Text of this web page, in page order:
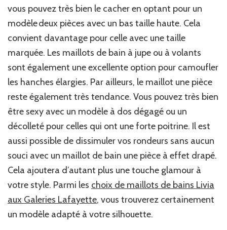
vous pouvez très bien le cacher en optant pour un
modèle deux pièces avec un bas taille haute. Cela
convient davantage pour celle avec une taille
marquée. Les maillots de bain à jupe ou à volants
sont également une excellente option pour camoufler
les hanches élargies. Par ailleurs, le maillot une pièce
reste également très tendance. Vous pouvez très bien
être sexy avec un modèle à dos dégagé ou un
décolleté pour celles qui ont une forte poitrine. Il est
aussi possible de dissimuler vos rondeurs sans aucun
souci avec un maillot de bain une pièce à effet drapé.
Cela ajoutera d’autant plus une touche glamour à
votre style. Parmi les choix de maillots de bains Livia
aux Galeries Lafayette, vous trouverez certainement
un modèle adapté à votre silhouette.